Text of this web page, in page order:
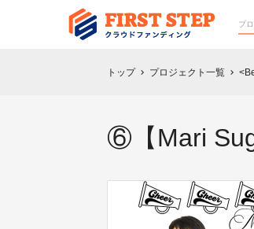
トップ chevron_right プロジェクト一覧 chevron_right
⑥【Mari